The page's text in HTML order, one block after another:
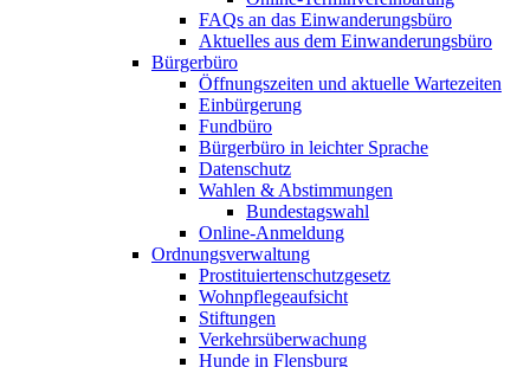
FAQs an das Einwanderungsbüro
Aktuelles aus dem Einwanderungsbüro
Bürgerbüro
Öffnungszeiten und aktuelle Wartezeiten
Einbürgerung
Fundbüro
Bürgerbüro in leichter Sprache
Datenschutz
Wahlen & Abstimmungen
Bundestagswahl
Online-Anmeldung
Ordnungsverwaltung
Prostituiertenschutzgesetz
Wohnpflegeaufsicht
Stiftungen
Verkehrsüberwachung
Hunde in Flensburg